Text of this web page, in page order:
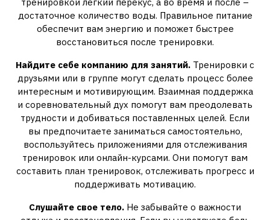
достаточное количество воды. Правильное питание
обеспечит вам энергию и поможет быстрее
восстановиться после тренировки.
Найдите себе компанию для занятий. Тренировки с
друзьями или в группе могут сделать процесс более
интересным и мотивирующим. Взаимная поддержка
и соревновательный дух помогут вам преодолевать
трудности и добиваться поставленных целей. Если
вы предпочитаете заниматься самостоятельно,
воспользуйтесь приложениями для отслеживания
тренировок или онлайн-курсами. Они помогут вам
составить план тренировок, отслеживать прогресс и
поддерживать мотивацию.
Слушайте свое тело. Не забывайте о важности